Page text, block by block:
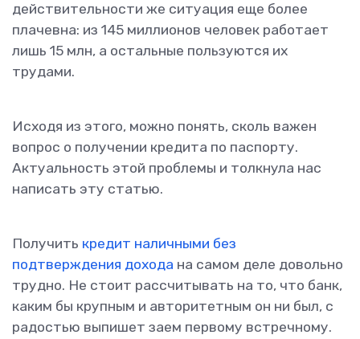
действительности же ситуация еще более
плачевна: из 145 миллионов человек работает
лишь 15 млн, а остальные пользуются их
трудами.
Исходя из этого, можно понять, сколь важен
вопрос о получении кредита по паспорту.
Актуальность этой проблемы и толкнула нас
написать эту статью.
Получить кредит наличными без
подтверждения дохода на самом деле довольно
трудно. Не стоит рассчитывать на то, что банк,
каким бы крупным и авторитетным он ни был, с
радостью выпишет заем первому встречному.